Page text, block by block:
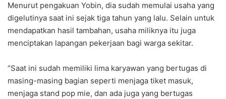
Menurut pengakuan Yobin, dia sudah memulai usaha yang
digelutinya saat ini sejak tiga tahun yang lalu. Selain untuk
mendapatkan hasil tambahan, usaha miliknya itu juga
menciptakan lapangan pekerjaan bagi warga sekitar.
“Saat ini sudah memiliki lima karyawan yang bertugas di
masing-masing bagian seperti menjaga tiket masuk,
menjaga stand pop mie, dan ada juga yang bertugas